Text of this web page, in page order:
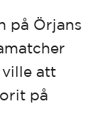
på Örjans
att
på